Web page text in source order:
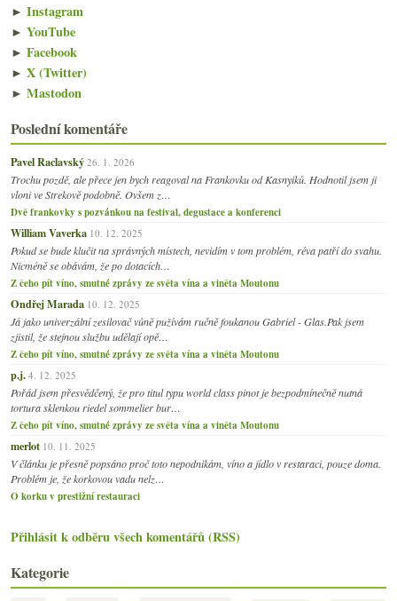
► Instagram
► YouTube
► Facebook
► X (Twitter)
► Mastodon
Poslední komentáře
Pavel Raclavský 26. 1. 2026
Trochu pozdě, ale přece jen bych reagoval na Frankovku od Kasnyiků. Hodnotil jsem ji
vloni ve Strekově podobně. Ovšem z…
Dvě frankovky s pozvánkou na festival, degustace a konferenci
William Vaverka 10. 12. 2025
Pokud se bude klučit na správných místech, nevidím v tom problém, réva patří do svahu.
Nicméně se obávám, že po dotacích…
Z čeho pít víno, smutné zprávy ze světa vína a viněta Moutonu
Ondřej Marada 10. 12. 2025
Já jako univerzální zesilovač vůně pužívám ručně foukanou Gabriel - Glas.Pak jsem
zjistil, že stejnou službu udělají opě…
Z čeho pít víno, smutné zprávy ze světa vína a viněta Moutonu
p.j. 4. 12. 2025
Pořád jsem přesvědčený, že pro titul typu world class pinot je bezpodmínečně nutná
tortura sklenkou riedel sommelier bur…
Z čeho pít víno, smutné zprávy ze světa vína a viněta Moutonu
merlot 10. 11. 2025
V článku je přesně popsáno proč toto nepodnikám, víno a jídlo v restaraci, pouze doma.
Problém je, že korkovou vadu nelz…
O korku v prestižní restauraci
Přihlásit k odběru všech komentářů (RSS)
Kategorie